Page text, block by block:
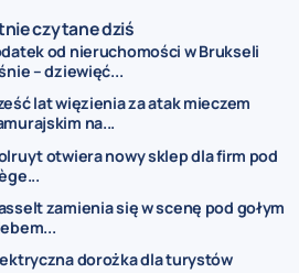
czytane dziś
od nieruchomości w Brukseli
– dziewięć...
lat więzienia za atak mieczem
na...
otwiera nowy sklep dla firm pod
zamienia się w scenę pod gołym
dorożka dla turystów